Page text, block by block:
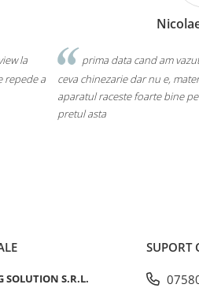
la
repede a
prima data cand am
ceva chinezarie dar nu e,
aparatul raceste foarte bine
pretul asta
SOLUTION S.R.L.
SUPORT